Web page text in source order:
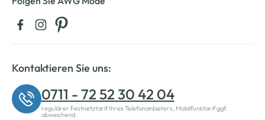
Kontaktieren Sie uns:
0711 - 72 52 30 42 04
regulärer Festnetztarif Ihres Telefonanbieters, Mobilfunktarif ggf.
abweichend.